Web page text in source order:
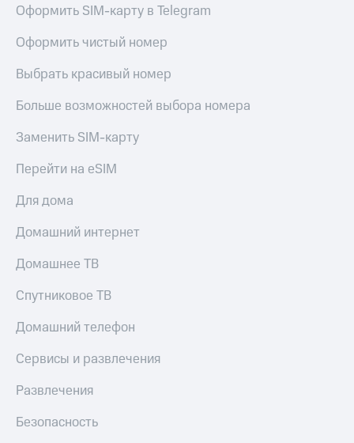
Оформить SIM-карту в Telegram
Оформить чистый номер
Выбрать красивый номер
Больше возможностей выбора номера
Заменить SIM-карту
Перейти на eSIM
Для дома
Домашний интернет
Домашнее ТВ
Спутниковое ТВ
Домашний телефон
Сервисы и развлечения
Развлечения
Безопасность